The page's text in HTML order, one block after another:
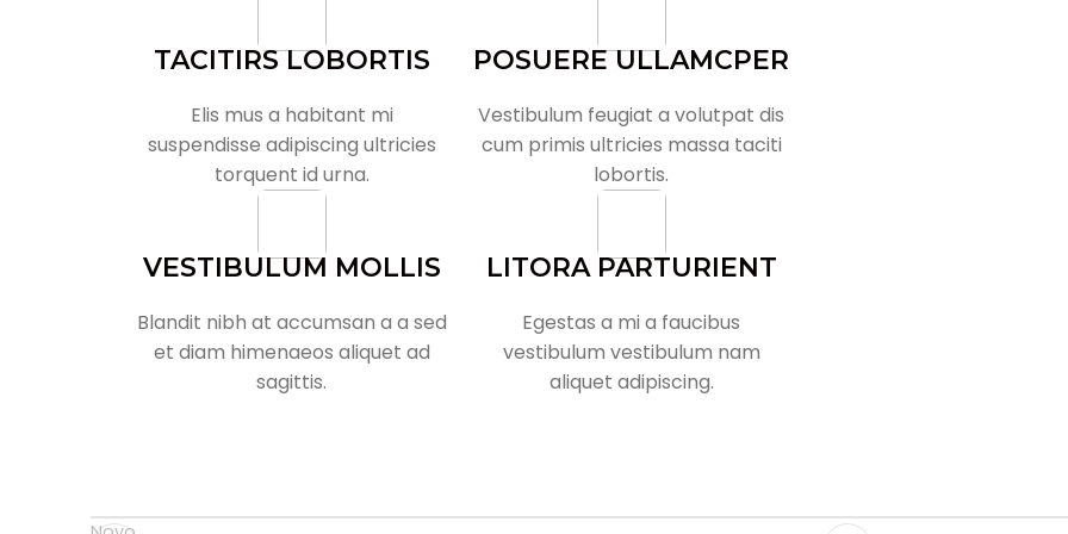
TACITIRS LOBORTIS
Elis mus a habitant mi
suspendisse adipiscing ultricies
torquent id urna.
VESTIBULUM MOLLIS
Blandit nibh at accumsan a a sed
et diam himenaeos aliquet ad
sagittis.
POSUERE ULLAMCPER
Vestibulum feugiat a volutpat dis
cum primis ultricies massa taciti
lobortis.
LITORA PARTURIENT
Egestas a mi a faucibus
vestibulum vestibulum nam
aliquet adipiscing.